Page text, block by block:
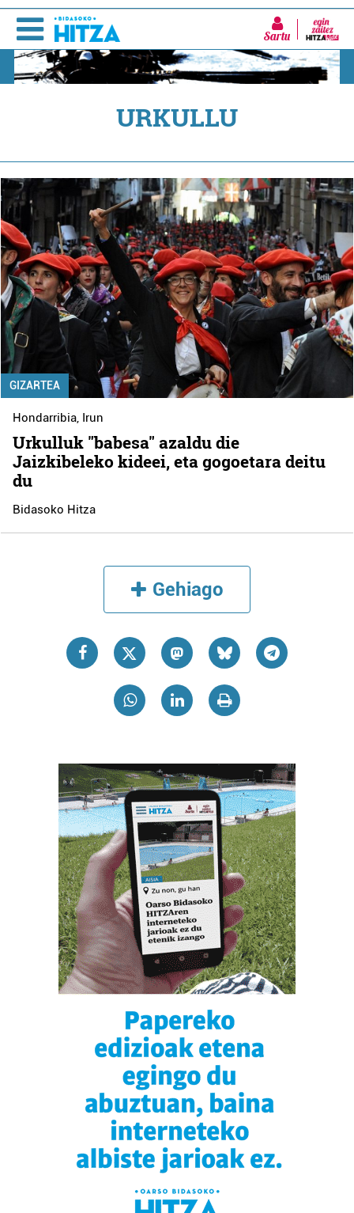
Sartu
URKULLU
GIZARTEA
Hondarribia, Irun
Urkulluk "babesa" azaldu die
Jaizkibeleko kideei, eta gogoetara deitu
du
Bidasoko Hitza
Gehiago